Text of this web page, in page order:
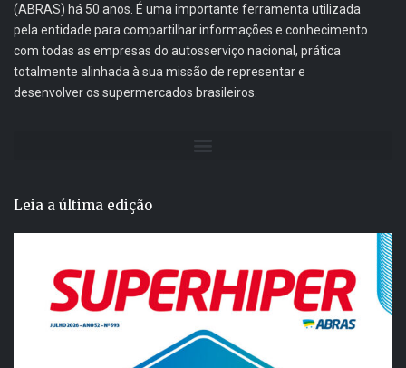
(ABRAS) há 50 anos. É uma importante ferramenta utilizada
pela entidade para compartilhar informações e conhecimento
com todas as empresas do autosserviço nacional, prática
totalmente alinhada à sua missão de representar e
desenvolver os supermercados brasileiros.
Leia a última edição